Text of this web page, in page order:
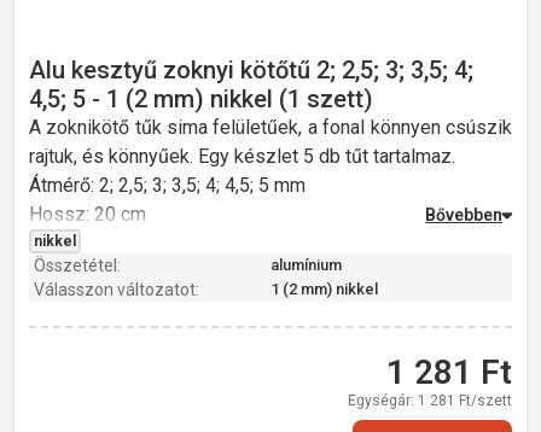
Alu kesztyű zoknyi kötőtű 2; 2,5; 3; 3,5; 4;
4,5; 5 - 1 (2 mm) nikkel (1 szett)
A zoknikötő tűk sima felületűek, a fonal könnyen csúszik
rajtuk, és könnyűek. Egy készlet 5 db tűt tartalmaz.
Átmérő: 2; 2,5; 3; 3,5; 4; 4,5; 5 mm
Hossz: 20 cm
Súly: 18 g
nikkel
Összetétel: alumínium
Válasszon változatot: 1 (2 mm) nikkel
1 281 Ft
Egységár: 1 281 Ft/szett